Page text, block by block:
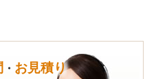
・ お見積り